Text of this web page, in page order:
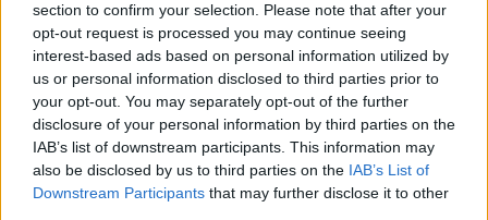
section to confirm your selection. Please note that after your
opt-out request is processed you may continue seeing
interest-based ads based on personal information utilized by
us or personal information disclosed to third parties prior to
your opt-out. You may separately opt-out of the further
disclosure of your personal information by third parties on the
IAB’s list of downstream participants. This information may
also be disclosed by us to third parties on the IAB’s List of
Downstream Participants that may further disclose it to other
AJÁNLJUK MÉG